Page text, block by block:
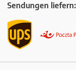
Sendungen liefern: